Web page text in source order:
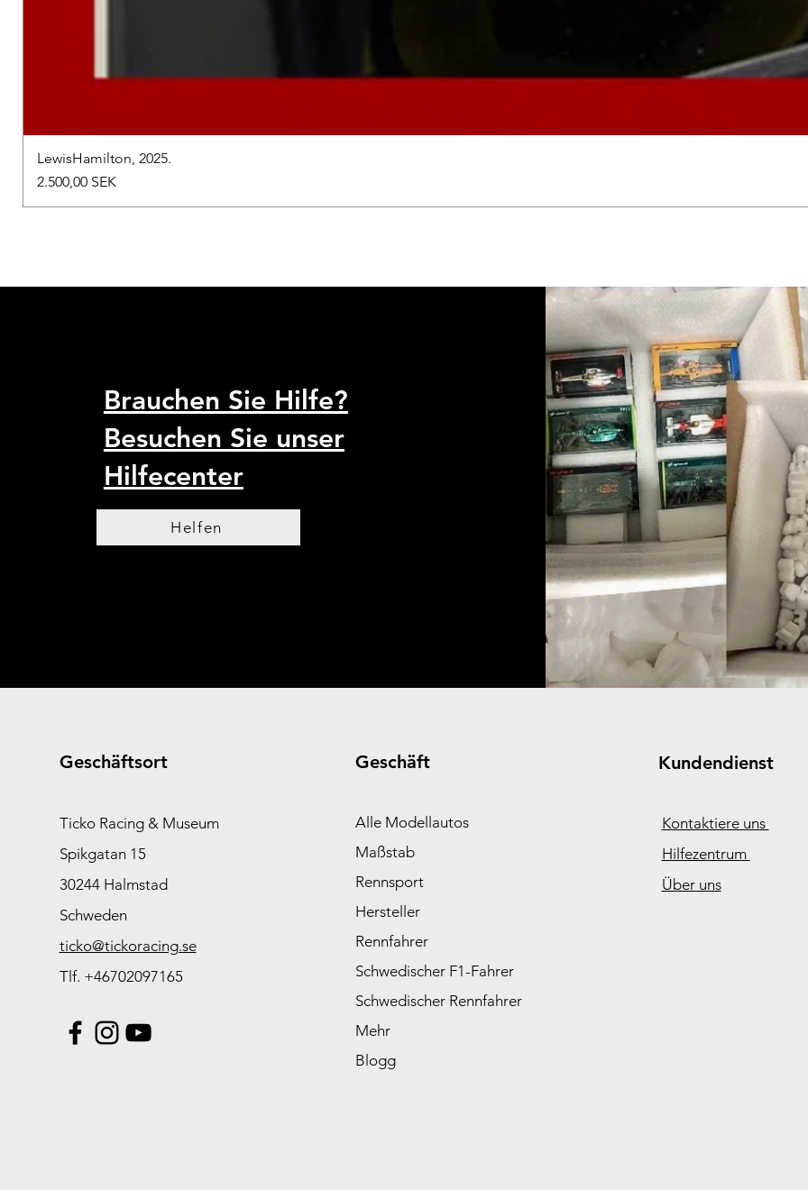
LewisHamilton, 2025.
Preis
2.500,00 SEK
Brauchen Sie Hilfe?
Besuchen Sie unser
Hilfecenter
Helfen
Geschäftsort
Ticko Racing & Museum
Spikgatan 15
30244 Halmstad
Schweden
ticko@tickoracing.se
Tlf. +46702097165
Geschäft
Alle Modellautos
Maßstab
Rennsport
Hersteller
Rennfahrer
Schwedischer F1-Fahrer
Schwedischer Rennfahrer
Mehr
Blogg
Kundendienst
Kontaktiere uns
Hilfezentrum
Über uns